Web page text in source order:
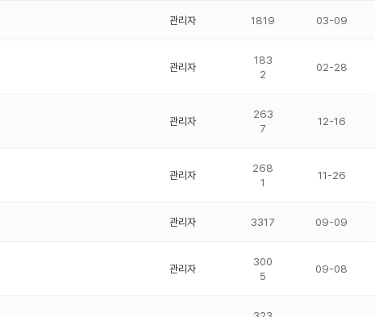
관리자 1819 03-09
관리자
183
2
02-28
관리자
263
7
12-16
관리자
268
1
11-26
관리자 3317 09-09
관리자
300
5
09-08